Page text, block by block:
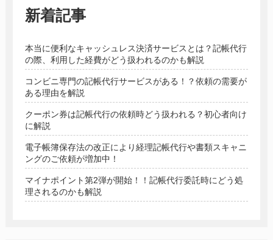
新着記事
本当に便利なキャッシュレス決済サービスとは？記帳代行
の際、利用した経費がどう扱われるのかも解説
コンビニ専門の記帳代行サービスがある！？依頼の需要が
ある理由を解説
クーポン券は記帳代行の依頼時どう扱われる？初心者向け
に解説
電子帳簿保存法の改正により経理記帳代行や書類スキャニ
ングのご依頼が増加中！
マイナポイント第2弾が開始！！記帳代行委託時にどう処
理されるのかも解説